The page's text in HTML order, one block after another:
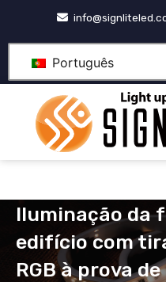
conteúdo Português
Iluminação da
edifício com
RGB à prova